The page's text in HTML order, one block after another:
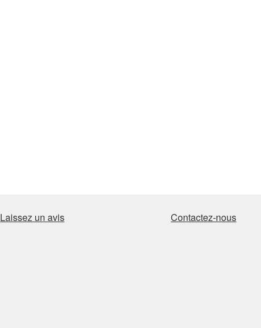
Laissez un avis Contactez-nous